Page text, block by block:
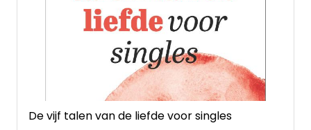
De vijf talen van de liefde voor singles